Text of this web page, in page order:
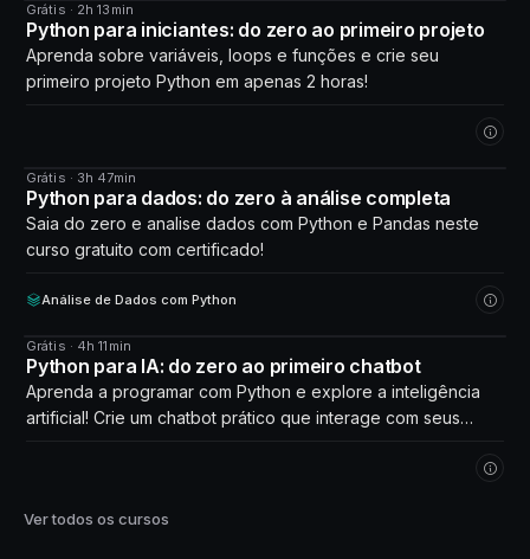
CURSO
Grátis · 2h 13min
Python para iniciantes: do zero ao primeiro projeto
Aprenda sobre variáveis, loops e funções e crie seu
primeiro projeto Python em apenas 2 horas!
CURSO
Grátis · 3h 47min
Python para dados: do zero à análise completa
Saia do zero e analise dados com Python e Pandas neste
curso gratuito com certificado!
Análise de Dados com Python
CURSO
Grátis · 4h 11min
Python para IA: do zero ao primeiro chatbot
Aprenda a programar com Python e explore a inteligência
artificial! Crie um chatbot prático que interage com seus
Ver todos os cursos